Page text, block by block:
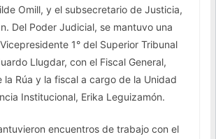
Omill, y el subsecretario de Justicia,
Del Poder Judicial, se mantuvo una
1° del Superior Tribunal
Llugdar, con el Fiscal General,
la Rúa y la fiscal a cargo de la Unidad
Institucional, Erika Leguizamón.
encuentros de trabajo con el